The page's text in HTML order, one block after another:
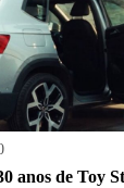
anos de Toy